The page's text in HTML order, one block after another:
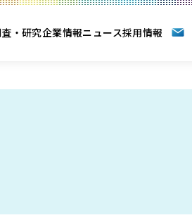
・研究企業情報ニュース採用情報